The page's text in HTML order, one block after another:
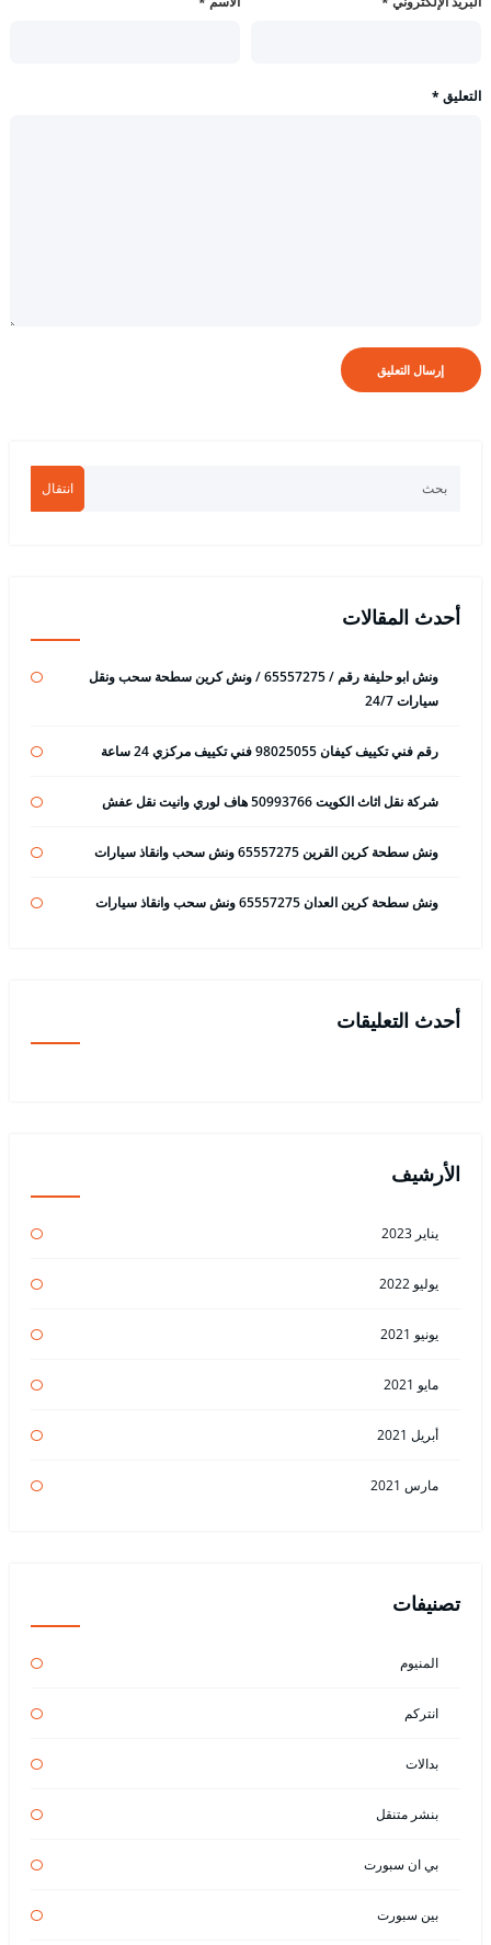
التعليق *
انتقال
أحدث المقالات
ونش ابو حليفة رقم / 65557275 / ونش كرين سطحة سحب ونقل
سيارات 24/7
رقم فني تكييف كيفان 98025055 فني تكييف مركزي 24 ساعة
شركة نقل اثاث الكويت 50993766 هاف لوري وانيت نقل عفش
ونش سطحة كرين القرين 65557275 ونش سحب وانقاذ سيارات
ونش سطحة كرين العدان 65557275 ونش سحب وانقاذ سيارات
أحدث التعليقات
الأرشيف
يناير 2023
يوليو 2022
يونيو 2021
مايو 2021
أبريل 2021
مارس 2021
تصنيفات
المنيوم
انتركم
بدالات
بنشر متنقل
بي ان سبورت
بين سبورت